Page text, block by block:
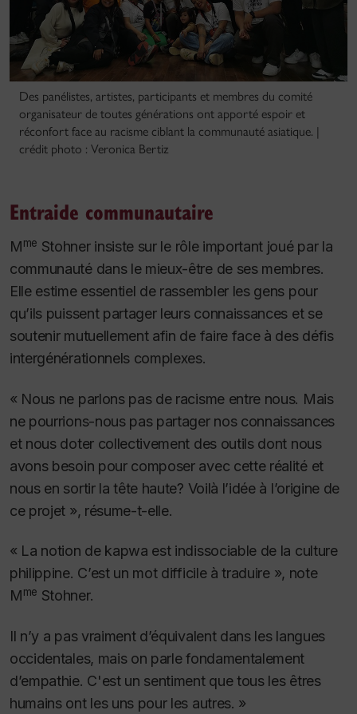
Des panélistes, artistes, participants et membres du comité
organisateur de toutes générations ont apporté espoir et
réconfort face au racisme ciblant la communauté asiatique. |
crédit photo : Veronica Bertiz
Entraide communautaire
Mme Stohner insiste sur le rôle important joué par la
communauté dans le mieux-être de ses membres.
Elle estime essentiel de rassembler les gens pour
qu’ils puissent partager leurs connaissances et se
soutenir mutuellement afin de faire face à des défis
intergénérationnels complexes.
« Nous ne parlons pas de racisme entre nous. Mais
ne pourrions-nous pas partager nos connaissances
et nous doter collectivement des outils dont nous
avons besoin pour composer avec cette réalité et
nous en sortir la tête haute? Voilà l’idée à l’origine de
ce projet », résume-t-elle.
« La notion de kapwa est indissociable de la culture
philippine. C’est un mot difficile à traduire », note
Mme Stohner.
Il n’y a pas vraiment d’équivalent dans les langues
occidentales, mais on parle fondamentalement
d’empathie. C'est un sentiment que tous les êtres
humains ont les uns pour les autres. »